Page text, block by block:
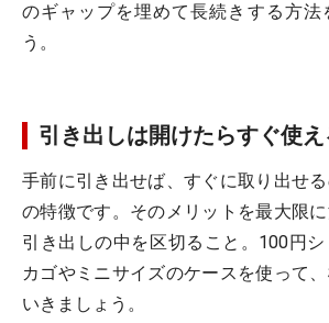
のギャップを埋めて長続きする方法
う。
引き出しは開けたらすぐ使え
手前に引き出せば、すぐに取り出せ
の特徴です。そのメリットを最大限に
引き出しの中を区切ること。100円
カゴやミニサイズのケースを使って
いきましょう。